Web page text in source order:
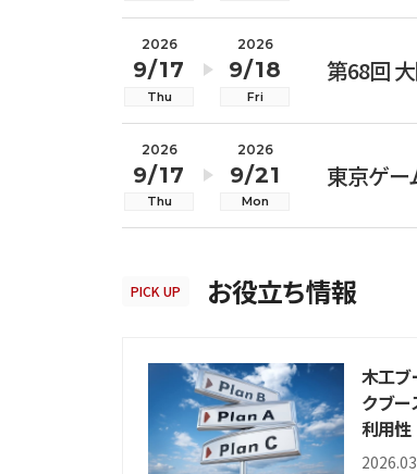
2026
9/17
Thu
2026
9/18
Fri
第68回
2026
9/17
Thu
2026
9/21
Mon
東京ゲー
PICK UP お役立ち情報
木工ブ
クブ
利用性